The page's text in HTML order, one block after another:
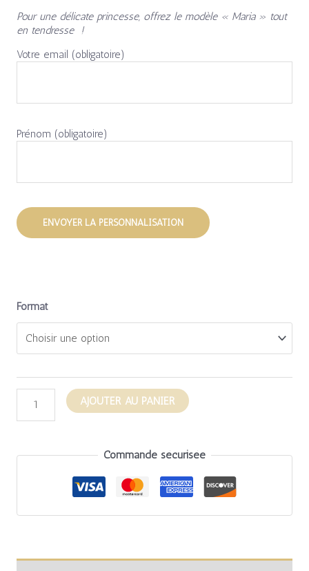
Pour une délicate princesse, offrez le modèle « Maria » tout
en tendresse !
Votre email (obligatoire)
Prénom (obligatoire)
Format
AJOUTER AU PANIER
Commande sécurisée